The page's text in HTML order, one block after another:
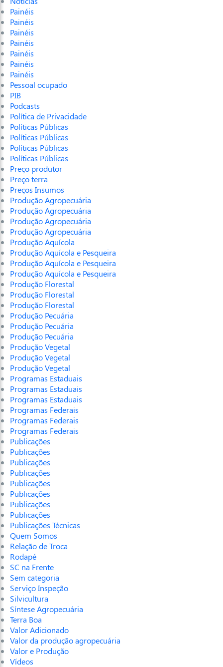
Painéis
Painéis
Painéis
Painéis
Painéis
Painéis
Painéis
Pessoal ocupado
PIB
Podcasts
Política de Privacidade
Políticas Públicas
Políticas Públicas
Políticas Públicas
Políticas Públicas
Preço produtor
Preço terra
Preços Insumos
Produção Agropecuária
Produção Agropecuária
Produção Agropecuária
Produção Agropecuária
Produção Aquícola
Produção Aquícola e Pesqueira
Produção Aquícola e Pesqueira
Produção Aquícola e Pesqueira
Produção Florestal
Produção Florestal
Produção Florestal
Produção Pecuária
Produção Pecuária
Produção Pecuária
Produção Vegetal
Produção Vegetal
Produção Vegetal
Programas Estaduais
Programas Estaduais
Programas Estaduais
Programas Federais
Programas Federais
Programas Federais
Publicações
Publicações
Publicações
Publicações
Publicações
Publicações
Publicações
Publicações
Publicações Técnicas
Quem Somos
Relação de Troca
Rodapé
SC na Frente
Sem categoria
Serviço Inspeção
Silvicultura
Síntese Agropecuária
Terra Boa
Valor Adicionado
Valor da produção agropecuária
Valor e Produção
Vídeos